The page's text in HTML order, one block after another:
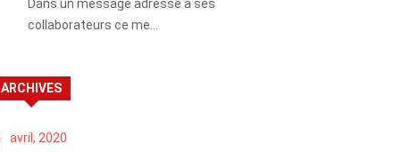
Dans un message adressé à ses
collaborateurs ce me…
ARCHIVES
avril, 2020